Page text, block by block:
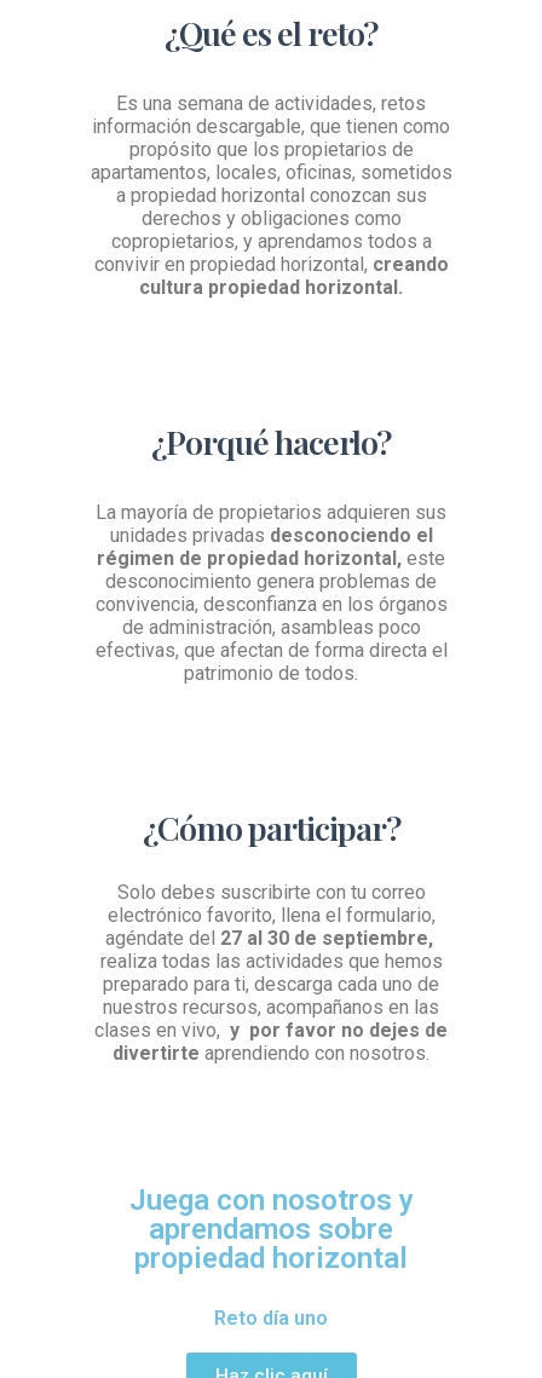
¿Qué es el reto?
Es una semana de actividades, retos
información descargable, que tienen como
propósito que los propietarios de
apartamentos, locales, oficinas, sometidos
a propiedad horizontal conozcan sus
derechos y obligaciones como
copropietarios, y aprendamos todos a
convivir en propiedad horizontal, creando
cultura propiedad horizontal.
¿Porqué hacerlo?
La mayoría de propietarios adquieren sus
unidades privadas desconociendo el
régimen de propiedad horizontal, este
desconocimiento genera problemas de
convivencia, desconfianza en los órganos
de administración, asambleas poco
efectivas, que afectan de forma directa el
patrimonio de todos.
¿Cómo participar?
Solo debes suscribirte con tu correo
electrónico favorito, llena el formulario,
agéndate del 27 al 30 de septiembre,
realiza todas las actividades que hemos
preparado para ti, descarga cada uno de
nuestros recursos, acompañanos en las
clases en vivo, y por favor no dejes de
divertirte aprendiendo con nosotros.
Juega con nosotros y
aprendamos sobre
propiedad horizontal
Reto día uno